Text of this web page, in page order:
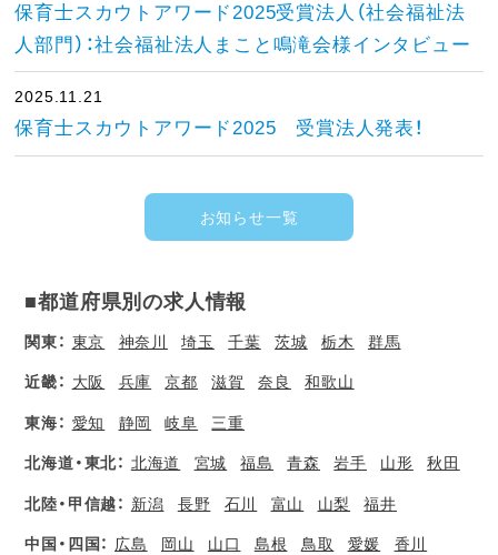
保育士スカウトアワード2025受賞法人（社会福祉法
人部門）：社会福祉法人まこと鳴滝会様インタビュー
2025.11.21
保育士スカウトアワード2025 受賞法人発表！
お知らせ一覧
■都道府県別の求人情報
関東： 東京 神奈川 埼玉 千葉 茨城 栃木 群馬
近畿： 大阪 兵庫 京都 滋賀 奈良 和歌山
東海： 愛知 静岡 岐阜 三重
北海道・東北： 北海道 宮城 福島 青森 岩手 山形 秋田
北陸・甲信越： 新潟 長野 石川 富山 山梨 福井
中国・四国： 広島 岡山 山口 島根 鳥取 愛媛
香川